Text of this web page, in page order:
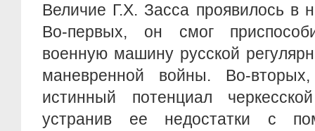
Величие Г.Х. Засса проявилось в
Во-первых, он смог
военную машину русской
маневренной войны. Во-
истинный потенциал
устранив ее недостатки с